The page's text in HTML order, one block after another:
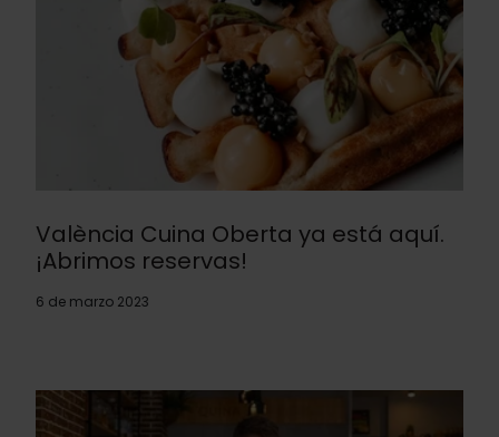
València Cuina Oberta ya está aquí.
¡Abrimos reservas!
6 de marzo 2023